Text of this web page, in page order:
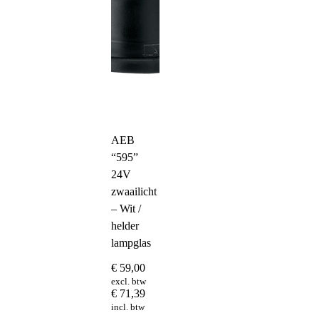
AEB
“595”
24V
zwaailicht
– Wit /
helder
lampglas
€ 59,00
excl. btw
€ 71,39
incl. btw